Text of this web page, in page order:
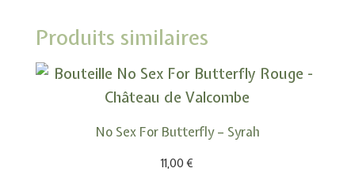
Produits similaires
No Sex For Butterfly – Syrah
11,00€